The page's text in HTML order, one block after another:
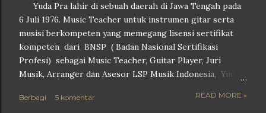
Yuda Pra lahir di sebuah daerah di Jawa Tengah pada
6 Juli 1976. Music Teacher untuk instrumen gitar serta
musisi berkompeten yang memegang lisensi sertifikat
kompeten dari BNSP ( Badan Nasional Sertifikasi
Profesi) sebagai Music Teacher, Guitar Player, Juri
Musik, Arranger dan Asesor LSP Musik Indonesia, Yuda
sebuah Universitas swasta di Kota Semarang,
Berbagi 5 komentar READ MORE »